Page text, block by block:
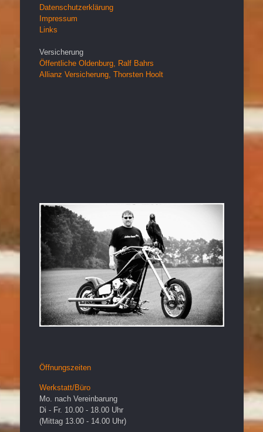
Datenschutzerklärung
Impressum
Links
Versicherung
Öffentliche Oldenburg, Ralf Bahrs
Allianz Versicherung, Thorsten Hoolt
Öffnungszeiten
Werkstatt/Büro
Mo. nach Vereinbarung
Di - Fr. 10.00 - 18.00 Uhr
(Mittag 13.00 - 14.00 Uhr)